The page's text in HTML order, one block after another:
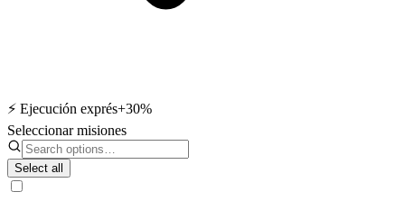
⚡ Ejecución exprés+30%
Seleccionar misiones
Select all